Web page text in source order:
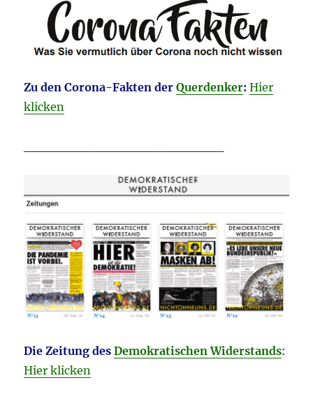
Zu den Corona-Fakten derQuerdenker: Hier
klicken
Die Zeitung desDemokratischen Widerstands:
Hier klicken